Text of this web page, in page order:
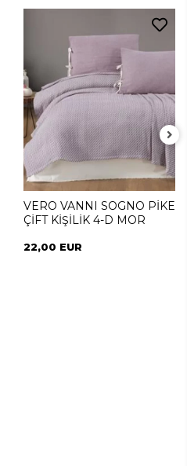
VERO VANNI SOGNO PİKE
ÇİFT KİŞİLİK 4-D MOR
22,00 EUR